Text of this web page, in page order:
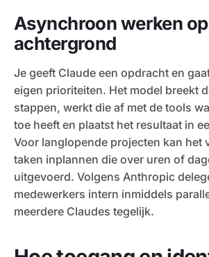
Asynchroon werken
achtergrond
Je geeft Claude een opdracht en
eigen prioriteiten. Het model breekt
stappen, werkt die af met de tools
toe heeft en plaatst het resultaat in
Voor langlopende projecten kan het
taken inplannen die over uren of
uitgevoerd. Volgens Anthropic
medewerkers intern inmiddels
meerdere Claudes tegelijk.